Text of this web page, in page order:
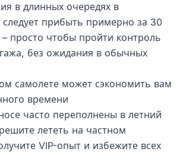
в длинных очередях в
прибыть примерно за 30
просто чтобы пройти контроль
без ожидания в обычных
самолете может сэкономить вам
времени
часто переполнены в летний
лететь на частном
VIP-опыт и избежите всех